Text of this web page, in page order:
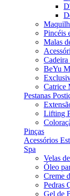
Pincéis
Malas
BeYu
Catrice
Pestanas
Lifting
Pinças
Acessórios
Spa
Velas
Óleo
Creme
Pedras
Gel de